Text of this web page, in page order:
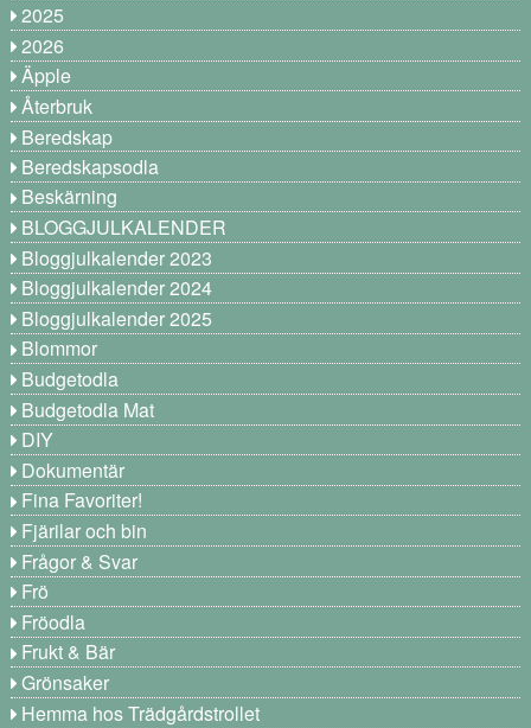
2025
2026
Äpple
Återbruk
Beredskap
Beredskapsodla
Beskärning
BLOGGJULKALENDER
Bloggjulkalender 2023
Bloggjulkalender 2024
Bloggjulkalender 2025
Blommor
Budgetodla
Budgetodla Mat
DIY
Dokumentär
Fina Favoriter!
Fjärilar och bin
Frågor & Svar
Frö
Fröodla
Frukt & Bär
Grönsaker
Hemma hos Trädgårdstrollet